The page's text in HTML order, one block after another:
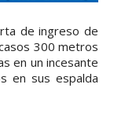
de ingreso de
300 metros
en un incesante
en sus espalda